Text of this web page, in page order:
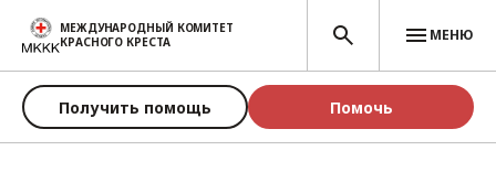
Перейти к основному содержанию
МЕЖДУНАРОДНЫЙ КОМИТЕТ
КРАСНОГО КРЕСТА
МЕНЮ
Получить помощь Помочь